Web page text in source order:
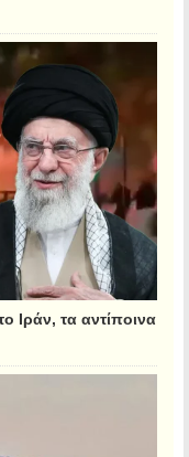
Ιράν, τα αντίποινα